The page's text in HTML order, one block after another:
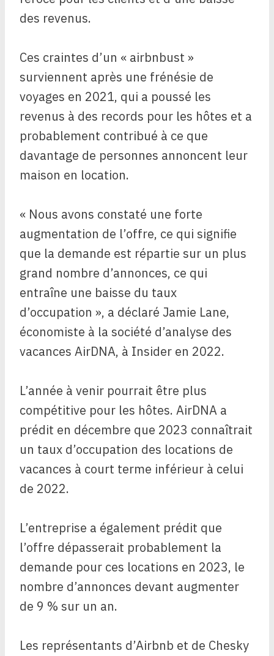
des revenus.
Ces craintes d’un « airbnbust »
surviennent après une frénésie de
voyages en 2021, qui a poussé les
revenus à des records pour les hôtes et a
probablement contribué à ce que
davantage de personnes annoncent leur
maison en location.
« Nous avons constaté une forte
augmentation de l’offre, ce qui signifie
que la demande est répartie sur un plus
grand nombre d’annonces, ce qui
entraîne une baisse du taux
d’occupation », a déclaré Jamie Lane,
économiste à la société d’analyse des
vacances AirDNA, à Insider en 2022.
L’année à venir pourrait être plus
compétitive pour les hôtes. AirDNA a
prédit en décembre que 2023 connaîtrait
un taux d’occupation des locations de
vacances à court terme inférieur à celui
de 2022.
L’entreprise a également prédit que
l’offre dépasserait probablement la
demande pour ces locations en 2023, le
nombre d’annonces devant augmenter
de 9 % sur un an.
Les représentants d’Airbnb et de Chesky